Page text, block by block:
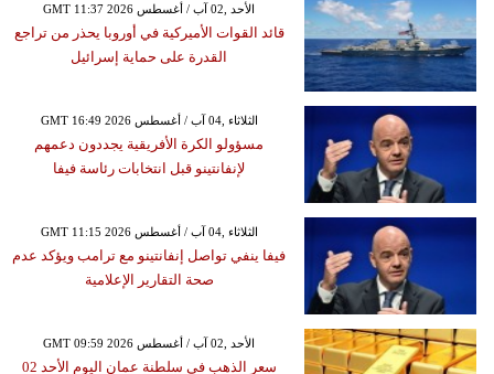
GMT 11:37 2026 الأحد ,02 آب / أغسطس
قائد القوات الأميركية في أوروبا يحذر من تراجع
القدرة على حماية إسرائيل
GMT 16:49 2026 الثلاثاء ,04 آب / أغسطس
مسؤولو الكرة الأفريقية يجددون دعمهم
لإنفانتينو قبل انتخابات رئاسة فيفا
GMT 11:15 2026 الثلاثاء ,04 آب / أغسطس
فيفا ينفي تواصل إنفانتينو مع ترامب ويؤكد عدم
صحة التقارير الإعلامية
GMT 09:59 2026 الأحد ,02 آب / أغسطس
سعر الذهب في سلطنة عمان اليوم الأحد 02